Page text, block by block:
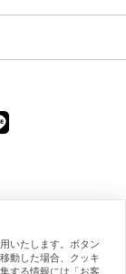
いたします。ボタン
動した場合、クッキ
する情報には「お客